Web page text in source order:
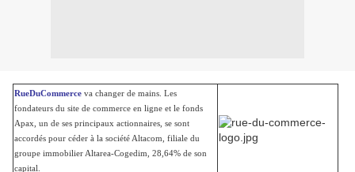
RueDuCommerce va changer de mains. Les
fondateurs du site de commerce en ligne et le fonds
Apax, un de ses principaux actionnaires, se sont
accordés pour céder à la société Altacom, filiale du
groupe immobilier Altarea-Cogedim, 28,64% de son
capital.